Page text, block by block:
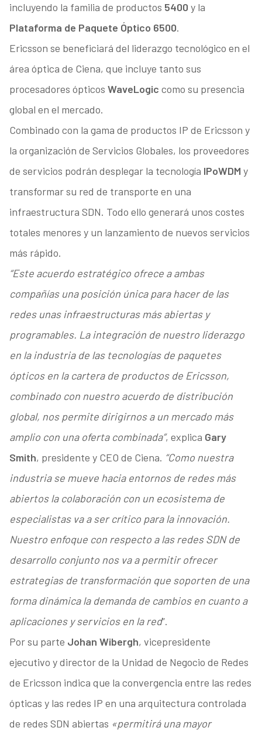
incluyendo la familia de productos 5400 y la
Plataforma de Paquete Óptico 6500.
Ericsson se beneficiará del liderazgo tecnológico en el
área óptica de Ciena, que incluye tanto sus
procesadores ópticos WaveLogic como su presencia
global en el mercado.
Combinado con la gama de productos IP de Ericsson y
la organización de Servicios Globales, los proveedores
de servicios podrán desplegar la tecnología IPoWDM y
transformar su red de transporte en una
infraestructura SDN. Todo ello generará unos costes
totales menores y un lanzamiento de nuevos servicios
más rápido.
“Este acuerdo estratégico ofrece a ambas
compañías una posición única para hacer de las
redes unas infraestructuras más abiertas y
programables. La integración de nuestro liderazgo
en la industria de las tecnologías de paquetes
ópticos en la cartera de productos de Ericsson,
combinado con nuestro acuerdo de distribución
global, nos permite dirigirnos a un mercado más
amplio con una oferta combinada”, explica Gary
Smith, presidente y CEO de Ciena. “Como nuestra
industria se mueve hacia entornos de redes más
abiertos la colaboración con un ecosistema de
especialistas va a ser crítico para la innovación.
Nuestro enfoque con respecto a las redes SDN de
desarrollo conjunto nos va a permitir ofrecer
estrategias de transformación que soporten de una
forma dinámica la demanda de cambios en cuanto a
aplicaciones y servicios en la red”.
Por su parte Johan Wibergh, vicepresidente
ejecutivo y director de la Unidad de Negocio de Redes
de Ericsson indica que la convergencia entre las redes
ópticas y las redes IP en una arquitectura controlada
de redes SDN abiertas «permitirá una mayor